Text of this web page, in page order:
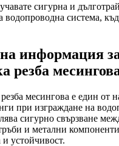
сигурна и
водопроводна система,
информация
резба
месингова е един от
при изграждане на
сигурно свързване
и метални
и устойчивост.